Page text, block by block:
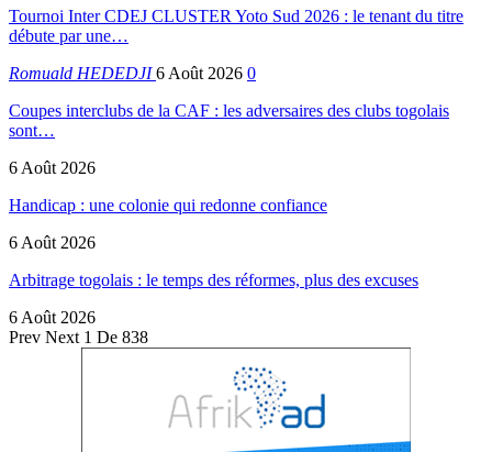
Tournoi Inter CDEJ CLUSTER Yoto Sud 2026 : le tenant du titre
débute par une…
Romuald HEDEDJI6 Août 2026 0
Coupes interclubs de la CAF : les adversaires des clubs togolais
sont…
6 Août 2026
Handicap : une colonie qui redonne confiance
6 Août 2026
Arbitrage togolais : le temps des réformes, plus des excuses
6 Août 2026
Prev Next 1 De 838